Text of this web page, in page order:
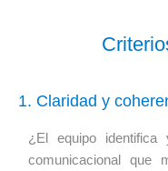
1. Claridad y
¿El equipo
comunicacional que